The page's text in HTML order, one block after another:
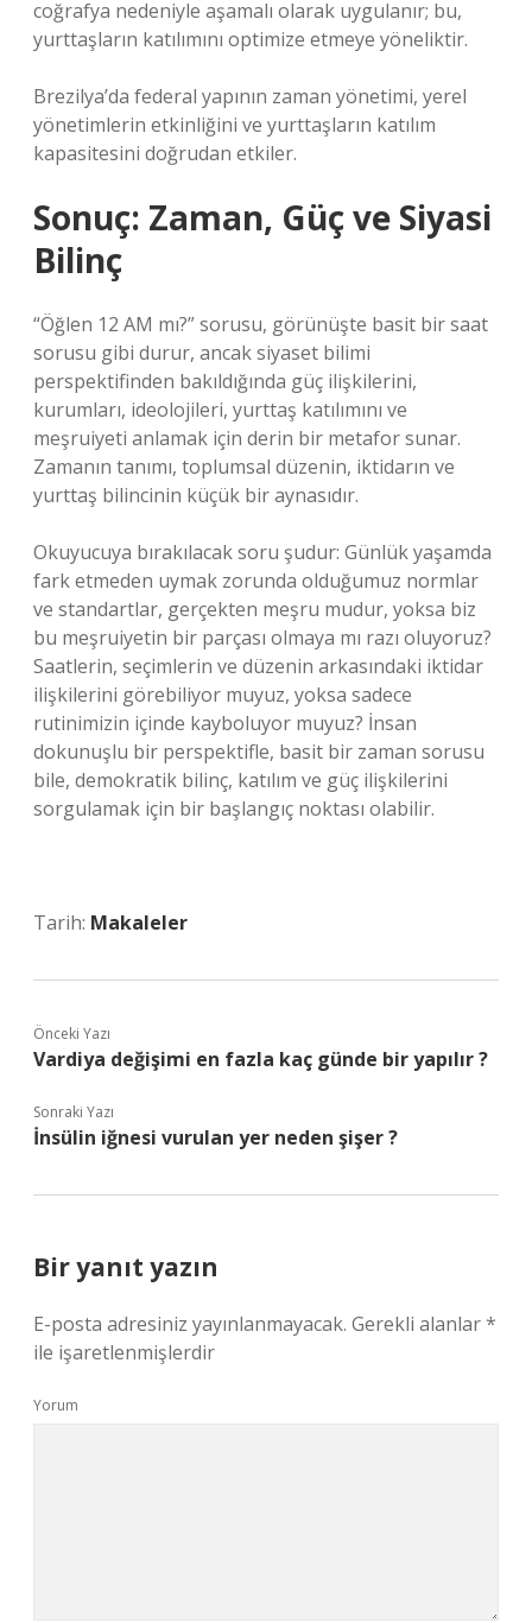
coğrafya nedeniyle aşamalı olarak uygulanır; bu,
yurttaşların katılımını optimize etmeye yöneliktir.
Brezilya’da federal yapının zaman yönetimi, yerel
yönetimlerin etkinliğini ve yurttaşların katılım
kapasitesini doğrudan etkiler.
Sonuç: Zaman, Güç ve Siyasi
Bilinç
“Öğlen 12 AM mı?” sorusu, görünüşte basit bir saat
sorusu gibi durur, ancak siyaset bilimi
perspektifinden bakıldığında güç ilişkilerini,
kurumları, ideolojileri, yurttaş katılımını ve
meşruiyeti anlamak için derin bir metafor sunar.
Zamanın tanımı, toplumsal düzenin, iktidarın ve
yurttaş bilincinin küçük bir aynasıdır.
Okuyucuya bırakılacak soru şudur: Günlük yaşamda
fark etmeden uymak zorunda olduğumuz normlar
ve standartlar, gerçekten meşru mudur, yoksa biz
bu meşruiyetin bir parçası olmaya mı razı oluyoruz?
Saatlerin, seçimlerin ve düzenin arkasındaki iktidar
ilişkilerini görebiliyor muyuz, yoksa sadece
rutinimizin içinde kayboluyor muyuz? İnsan
dokunuşlu bir perspektifle, basit bir zaman sorusu
bile, demokratik bilinç, katılım ve güç ilişkilerini
sorgulamak için bir başlangıç noktası olabilir.
Tarih: Makaleler
Önceki Yazı
Vardiya değişimi en fazla kaç günde bir yapılır ?
Sonraki Yazı
İnsülin iğnesi vurulan yer neden şişer ?
Bir yanıt yazın
E-posta adresiniz yayınlanmayacak. Gerekli alanlar*
ile işaretlenmişlerdir
Yorum